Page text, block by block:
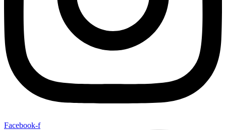
Facebook-f